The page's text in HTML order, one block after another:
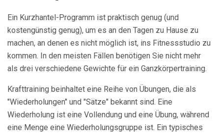
Ein Kurzhantel-Programm ist praktisch genug (und
kostengünstig genug), um es an den Tagen zu Hause zu
machen, an denen es nicht möglich ist, ins Fitnessstudio zu
kommen. In den meisten Fällen benötigen Sie nicht mehr
als drei verschiedene Gewichte für ein Ganzkörpertraining.
Krafttraining beinhaltet eine Reihe von Übungen, die als
"Wiederholungen" und "Sätze" bekannt sind. Eine
Wiederholung ist eine Vollendung und eine Übung, während
eine Menge eine Wiederholungsgruppe ist. Ein typisches